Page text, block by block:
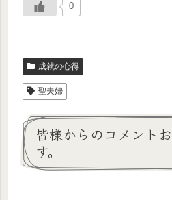
0
成就の心得
聖夫婦
皆様からのコメント
す。